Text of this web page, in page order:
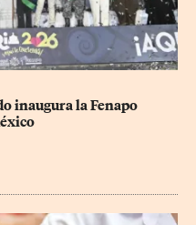
inaugura la Fenapo